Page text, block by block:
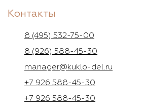
Контакты
8 (495) 532-75-00
8 (926) 588-45-30
manager@kuklo-del.ru
+7 926 588-45-30
+7 926 588-45-30